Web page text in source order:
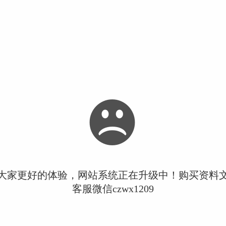
家更好的体验，网站系统正在升级中！购买资料
客服微信czwx1209